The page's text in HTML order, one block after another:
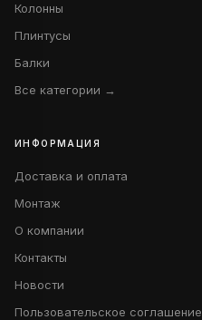
Колонны
Плинтусы
Балки
Все категории →
ИНФОРМАЦИЯ
Доставка и оплата
Монтаж
О компании
Контакты
Новости
Пользовательское соглашение